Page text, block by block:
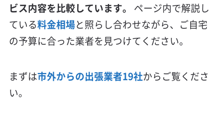
ビス内容を比較しています。
ページ内で解説し
ている料金相場と照らし合わせながら、ご自宅
の予算に合った業者を見つけてください。
まずは市外からの出張業者19社からご覧くださ
い。